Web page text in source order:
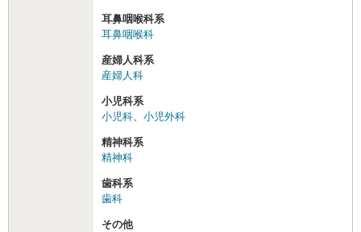
耳鼻咽喉科系
耳鼻咽喉科
産婦人科系
産婦人科
小児科系
小児科
小児外科
精神科系
精神科
歯科系
歯科
その他